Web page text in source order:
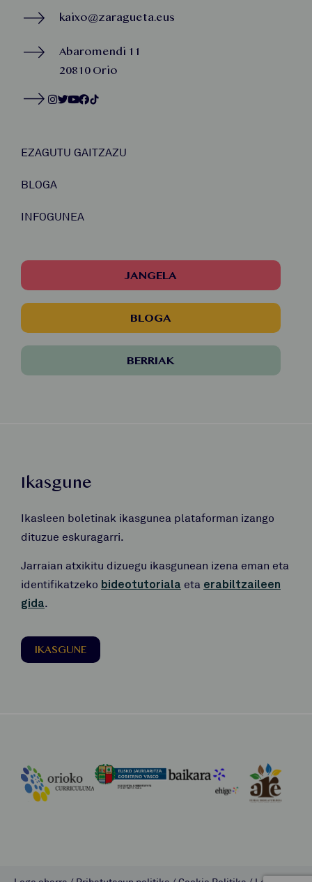
kaixo@zaragueta.eus
Abaromendi 11
20810 Orio
EZAGUTU GAITZAZU
BLOGA
INFOGUNEA
JANGELA
BLOGA
BERRIAK
Ikasgune
Ikasleen boletinak ikasgunea plataforman izango
dituzue eskuragarri.
Jarraian atxikitu dizuegu ikasgunean izena eman eta
identifikatzeko bideotutoriala eta erabiltzaileen
gida.
IKASGUNE